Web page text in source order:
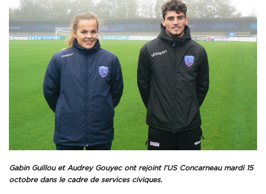
Gabin Guillou et Audrey Gouyec ont rejoint l’US Concarneau mardi 15
octobre dans le cadre de services civiques.